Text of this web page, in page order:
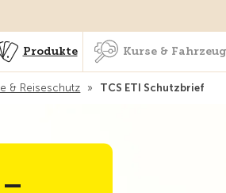
Kurse
Produkte Kurse &
& Reiseschutz » TCS ETI Schutzbrief